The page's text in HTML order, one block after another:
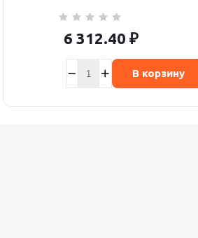
6 312.40 ₽
В корзину